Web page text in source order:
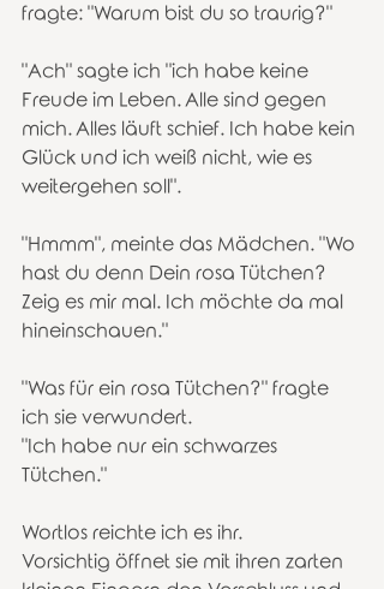
fragte: "Warum bist du so traurig?"
"Ach" sagte ich "ich habe keine
Freude im Leben. Alle sind gegen
mich. Alles läuft schief. Ich habe kein
Glück und ich weiß nicht, wie es
weitergehen soll".
"Hmmm", meinte das Mädchen. "Wo
hast du denn Dein rosa Tütchen?
Zeig es mir mal. Ich möchte da mal
hineinschauen."
"Was für ein rosa Tütchen?" fragte
ich sie verwundert.
"Ich habe nur ein schwarzes
Tütchen."
Wortlos reichte ich es ihr.
Vorsichtig öffnet sie mit ihren zarten